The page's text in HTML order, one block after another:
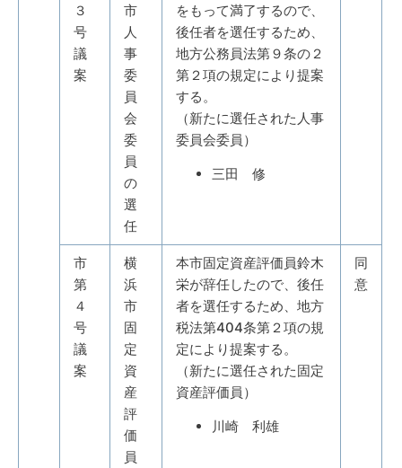
３
号
議
案
市
人
事
委
員
会
委
員
の
選
任
をもって満了するので、
後任者を選任するため、
地方公務員法第９条の２
第２項の規定により提案
する。
（新たに選任された人事
委員会委員）
三田 修
市
第
４
号
議
案
横
浜
市
固
定
資
産
評
価
員
本市固定資産評価員鈴木
栄が辞任したので、後任
者を選任するため、地方
税法第404条第２項の規
定により提案する。
（新たに選任された固定
資産評価員）
川崎 利雄
同
意